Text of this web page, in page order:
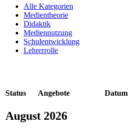
Alle Kategorien
Medientheorie
Didaktik
Mediennutzung
Schulentwicklung
Lehrerrolle
Status Angebote Datum
August 2026